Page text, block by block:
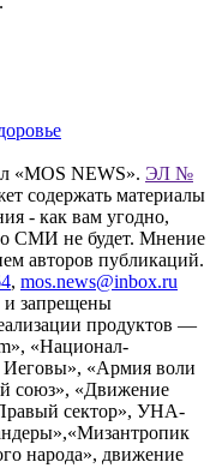
«MOS NEWS». ЭЛ №
содержать материалы
- как вам угодно,
СМИ не будет. Мнение
авторов публикаций.
, mos.news@inbox.ru
и запрещены
продуктов —
«Национал-
Иеговы», «Армия воли
союз», «Движение
сектор», УНА-
народа», движение